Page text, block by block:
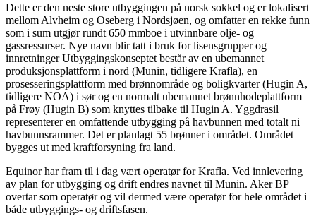
Dette er den neste store utbyggingen på norsk sokkel og er lokalisert
mellom Alvheim og Oseberg i Nordsjøen, og omfatter en rekke funn
som i sum utgjør rundt 650 mmboe i utvinnbare olje- og
gassressurser. Nye navn blir tatt i bruk for lisensgrupper og
innretninger Utbyggingskonseptet består av en ubemannet
produksjonsplattform i nord (Munin, tidligere Krafla), en
prosesseringsplattform med brønnområde og boligkvarter (Hugin A,
tidligere NOA) i sør og en normalt ubemannet brønnhodeplattform
på Frøy (Hugin B) som knyttes tilbake til Hugin A. Yggdrasil
representerer en omfattende utbygging på havbunnen med totalt ni
havbunnsrammer. Det er planlagt 55 brønner i området. Området
bygges ut med kraftforsyning fra land.
Equinor har fram til i dag vært operatør for Krafla. Ved innlevering
av plan for utbygging og drift endres navnet til Munin. Aker BP
overtar som operatør og vil dermed være operatør for hele området i
både utbyggings- og driftsfasen.